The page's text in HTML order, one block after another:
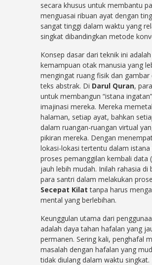
secara khusus untuk membantu
menguasai ribuan ayat dengan
sangat tinggi dalam waktu yang
singkat dibandingkan metode
Konsep dasar dari teknik ini
kemampuan otak manusia yang
mengingat ruang fisik dan gambar
teks abstrak. Di Darul Quran,
untuk membangun “istana
imajinasi mereka. Mereka
halaman, setiap ayat, bahkan
dalam ruangan-ruangan virtual
pikiran mereka. Dengan
lokasi-lokasi tertentu dalam
proses pemanggilan kembali data
jauh lebih mudah. Inilah rahasia di
para santri dalam melakukan
Secepat Kilat tanpa harus
mental yang berlebihan.
Keunggulan utama dari
adalah daya tahan hafalan yang
permanen. Sering kali, penghafal
masalah dengan hafalan yang
tidak diulang dalam waktu